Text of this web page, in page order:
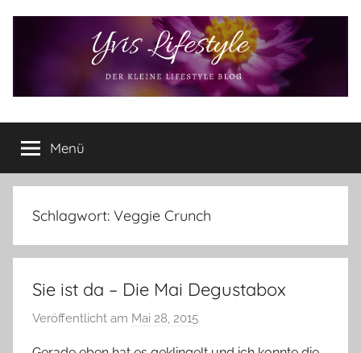
Yvis
Lifestyle
Lifestyle
Blog
–
Lifestyle,
Produkttests
vieles
Menü
Schlagwort: Veggie Crunch
Sie ist da – Die Mai Degustabox
Veröffentlicht am Mai 28, 2015